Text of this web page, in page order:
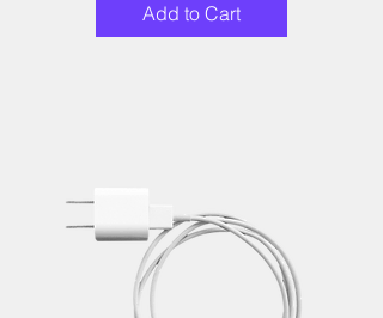
Add to Cart